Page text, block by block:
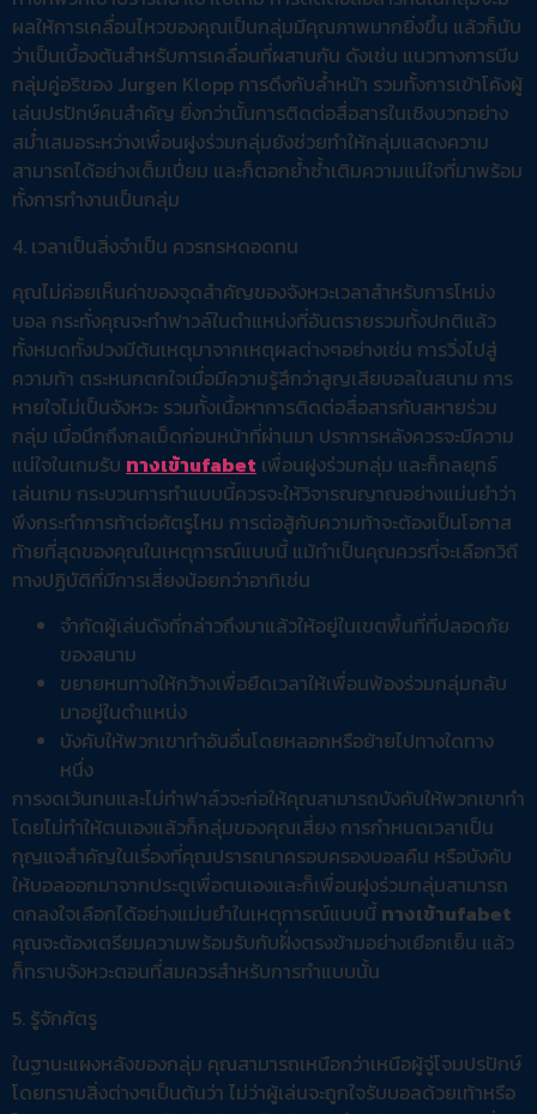
ผลให้การเคลื่อนไหวของคุณเป็นกลุ่มมีคุณภาพมากยิ่งขึ้น แล้วก็นับ
ว่าเป็นเบื้องต้นสำหรับการเคลื่อนที่ผสานกัน ดังเช่น แนวทางการบีบ
กลุ่มคู่อริของ Jurgen Klopp การดึงกับล้ำหน้า รวมทั้งการเข้าโค้งผู้
เล่นปรปักษ์คนสำคัญ ยิ่งกว่านั้นการติดต่อสื่อสารในเชิงบวกอย่าง
สม่ำเสมอระหว่างเพื่อนฝูงร่วมกลุ่มยังช่วยทำให้กลุ่มแสดงความ
สามารถได้อย่างเต็มเปี่ยม และก็ตอกย้ำซ้ำเติมความแน่ใจที่มาพร้อม
ทั้งการทำงานเป็นกลุ่ม
4. เวลาเป็นสิ่งจำเป็น ควรทรหดอดทน
คุณไม่ค่อยเห็นค่าของจุดสำคัญของจังหวะเวลาสำหรับการโหม่ง
บอล กระทั่งคุณจะทำฟาวล์ในตำแหน่งที่อันตรายรวมทั้งปกติแล้ว
ทั้งหมดทั้งปวงมีต้นเหตุมาจากเหตุผลต่างๆอย่างเช่น การวิ่งไปสู่
ความท้า ตระหนกตกใจเมื่อมีความรู้สึกว่าสูญเสียบอลในสนาม การ
หายใจไม่เป็นจังหวะ รวมทั้งเนื้อหาการติดต่อสื่อสารกับสหายร่วม
กลุ่ม เมื่อนึกถึงกลเม็ดก่อนหน้าที่ผ่านมา ปราการหลังควรจะมีความ
แน่ใจในเกมรับ ทางเข้าufabet เพื่อนฝูงร่วมกลุ่ม และก็กลยุทธ์
เล่นเกม กระบวนการทำแบบนี้ควรจะให้วิจารณญาณอย่างแม่นยำว่า
พึงกระทำการท้าต่อศัตรูไหม การต่อสู้กับความท้าจะต้องเป็นโอกาส
ท้ายที่สุดของคุณในเหตุการณ์แบบนี้ แม้ทำเป็นคุณควรที่จะเลือกวิถี
ทางปฏิบัติที่มีการเสี่ยงน้อยกว่าอาทิเช่น
จำกัดผู้เล่นดังที่กล่าวถึงมาแล้วให้อยู่ในเขตพื้นที่ที่ปลอดภัย
ของสนาม
ขยายหนทางให้กว้างเพื่อยืดเวลาให้เพื่อนพ้องร่วมกลุ่มกลับ
มาอยู่ในตำแหน่ง
บังคับให้พวกเขาทำอันอื่นโดยหลอกหรือย้ายไปทางใดทาง
หนึ่ง
การงดเว้นทนและไม่ทำฟาล์วจะก่อให้คุณสามารถบังคับให้พวกเขาทำ
โดยไม่ทำให้ตนเองแล้วก็กลุ่มของคุณเสี่ยง การกำหนดเวลาเป็น
กุญแจสำคัญในเรื่องที่คุณปรารถนาครอบครองบอลคืน หรือบังคับ
ให้บอลออกมาจากประตูเพื่อตนเองและก็เพื่อนฝูงร่วมกลุ่มสามารถ
ตกลงใจเลือกได้อย่างแม่นยำในเหตุการณ์แบบนี้ ทางเข้าufabet
คุณจะต้องเตรียมความพร้อมรับกับฝั่งตรงข้ามอย่างเยือกเย็น แล้ว
ก็ทราบจังหวะตอนที่สมควรสำหรับการทำแบบนั้น
5. รู้จักศัตรู
ในฐานะแผงหลังของกลุ่ม คุณสามารถเหนือกว่าเหนือผู้จู่โจมปรปักษ์
โดยทราบสิ่งต่างๆเป็นต้นว่า ไม่ว่าผู้เล่นจะถูกใจรับบอลด้วยเท้าหรือ